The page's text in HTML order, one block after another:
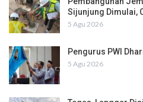
Sijunjung Dimulai,
5 Agu 2026
Pengurus PWI
5 Agu 2026